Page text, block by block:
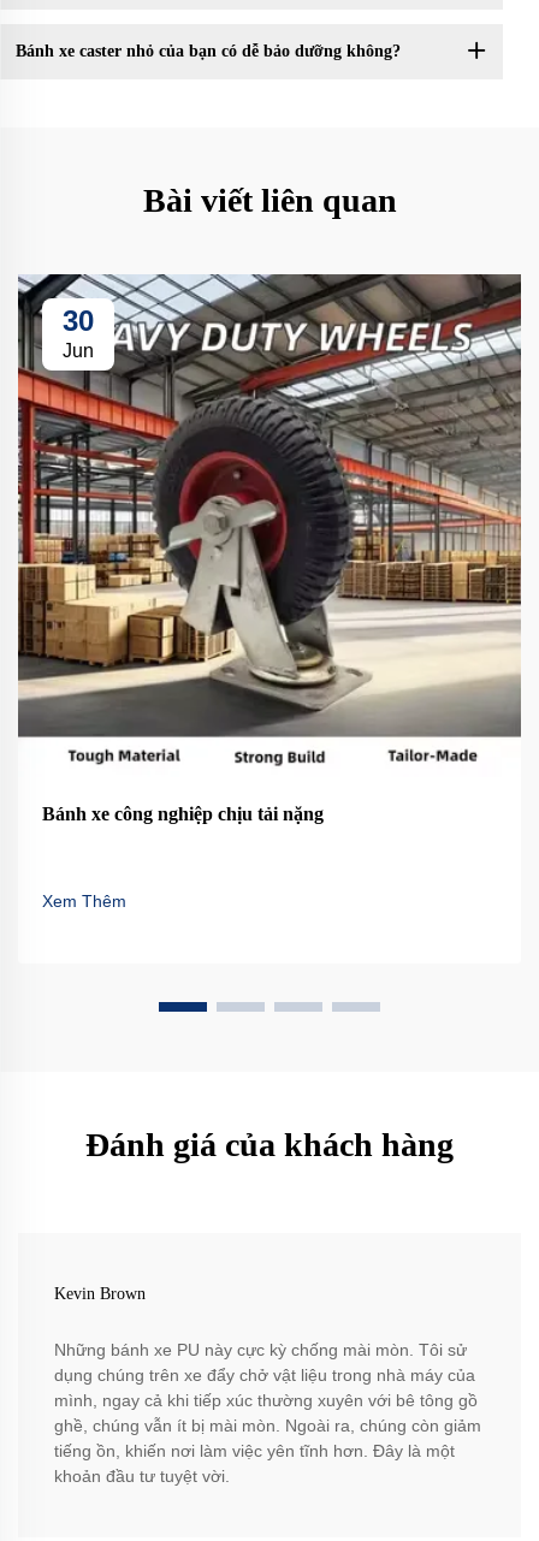
Bánh xe caster nhỏ của bạn có dễ bảo dưỡng không?
Bài viết liên quan
30
Jun
Bánh xe công nghiệp chịu tải nặng
Xem Thêm
Đánh giá của khách hàng
Kevin Brown
Những bánh xe PU này cực kỳ chống mài mòn. Tôi sử
dụng chúng trên xe đẩy chở vật liệu trong nhà máy của
mình, ngay cả khi tiếp xúc thường xuyên với bê tông gồ
ghề, chúng vẫn ít bị mài mòn. Ngoài ra, chúng còn giảm
tiếng ồn, khiến nơi làm việc yên tĩnh hơn. Đây là một
khoản đầu tư tuyệt vời.